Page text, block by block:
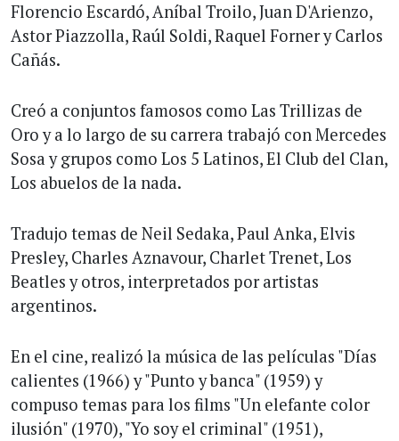
Florencio Escardó, Aní­bal Troilo, Juan D'Arienzo,
Astor Piazzolla, Raúl Soldi, Raquel Forner y Carlos
Cañás.
Creó a conjuntos famosos como Las Trillizas de
Oro y a lo largo de su carrera trabajó con Mercedes
Sosa y grupos como Los 5 Latinos, El Club del Clan,
Los abuelos de la nada.
Tradujo temas de Neil Sedaka, Paul Anka, Elvis
Presley, Charles Aznavour, Charlet Trenet, Los
Beatles y otros, interpretados por artistas
argentinos.
En el cine, realizó la música de las películas "Días
calientes (1966) y "Punto y banca" (1959) y
compuso temas para los films "Un elefante color
ilusión" (1970), "Yo soy el criminal" (1951),